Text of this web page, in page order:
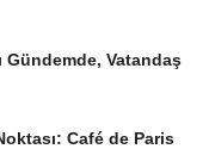
Gündemde, Vatandaş
Café de Paris